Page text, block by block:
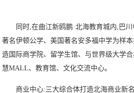
同时,在曲江新鸥鹏·北海教育城内,巴
著名伊顿公学、美国著名安多福中学为样
造国际商学院、留学生馆、与世界级大学
慧MALL、教育馆、文化交流中心。
商业中心:三大综合体打造北海商业新